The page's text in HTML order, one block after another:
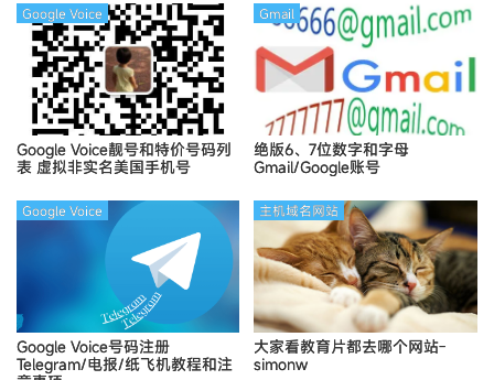
Google Voice靓号和特价号码列
表 虚拟非实名美国手机号
Google Voice
绝版6、7位数字和字母
Gmail/Google账号
Gmail
Google Voice号码注册
Telegram/电报/纸飞机教程和注
Google Voice
大家看教育片都去哪个网站-
simonw
主机域名网站